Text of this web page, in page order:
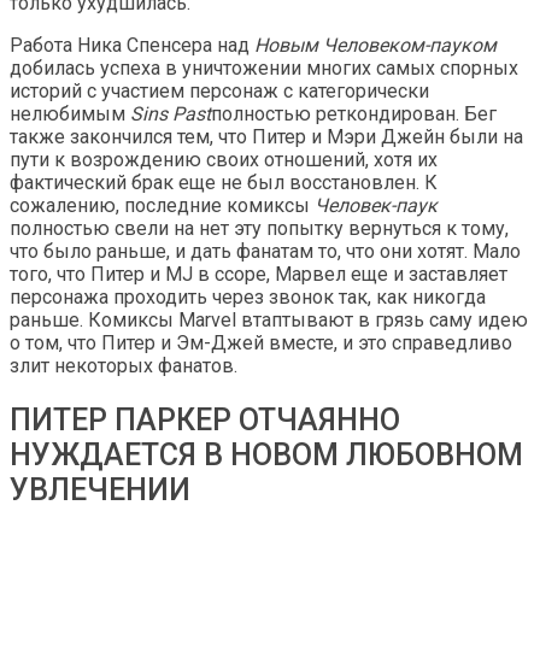
Работа Ника Спенсера над Новым Человеком-пауком
добилась успеха в уничтожении многих самых спорных
историй с участием персонаж с категорически
нелюбимым Sins Pastполностью реткондирован. Бег
также закончился тем, что Питер и Мэри Джейн были на
пути к возрождению своих отношений, хотя их
фактический брак еще не был восстановлен. К
сожалению, последние комиксы Человек-паук
полностью свели на нет эту попытку вернуться к тому,
что было раньше, и дать фанатам то, что они хотят. Мало
того, что Питер и MJ в ссоре, Марвел еще и заставляет
персонажа проходить через звонок так, как никогда
раньше. Комиксы Marvel втаптывают в грязь саму идею
о том, что Питер и Эм-Джей вместе, и это справедливо
злит некоторых фанатов.
ПИТЕР ПАРКЕР ОТЧАЯННО
НУЖДАЕТСЯ В НОВОМ ЛЮБОВНОМ
УВЛЕЧЕНИИ